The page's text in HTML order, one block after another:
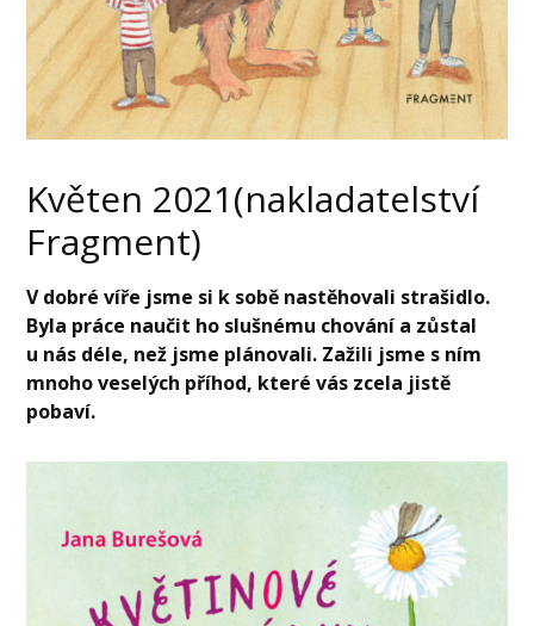
Květen 2021(nakladatelství
Fragment)
V dobré víře jsme si k sobě nastěhovali strašidlo.
Byla práce naučit ho slušnému chování a zůstal
u nás déle, než jsme plánovali. Zažili jsme s ním
mnoho veselých příhod, které vás zcela jistě
pobaví.